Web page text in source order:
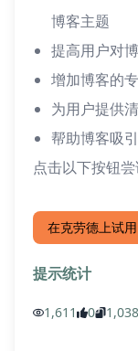
博客主题
提高用户对
增加博客的
为用户提供
帮助博客吸
点击以下按钮
在克劳德上试用
提示统计
1,611 0 1,038